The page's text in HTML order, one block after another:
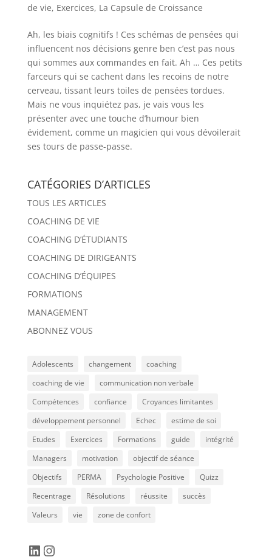
de vie, Exercices, La Capsule de Croissance
Ah, les biais cognitifs ! Ces schémas de pensées qui
influencent nos décisions genre ben c’est pas nous
qui sommes aux commandes en fait. Ah … Ces petits
farceurs qui se cachent dans les recoins de notre
cerveau, tissant leurs toiles de pensées tordues.
Mais ne vous inquiétez pas, je vais vous les
présenter avec une touche d’humour bien
évidement, comme un magicien qui vous dévoilerait
ses tours de passe-passe.
CATÉGORIES D’ARTICLES
TOUS LES ARTICLES
COACHING DE VIE
COACHING D’ÉTUDIANTS
COACHING DE DIRIGEANTS
COACHING D’ÉQUIPES
FORMATIONS
MANAGEMENT
ABONNEZ VOUS
Adolescents changement
coaching
coaching de vie
communication non verbale
Compétences
confiance
Croyances limitantes
développement personnel
Echec
estime de soi
Etudes
Exercices Formations guide
intégrité
Managers
motivation
objectif de séance
Objectifs
PERMA Psychologie Positive
Quizz
Recentrage
Résolutions réussite
succès
Valeurs
vie zone de confort
LinkedIn
Instagram